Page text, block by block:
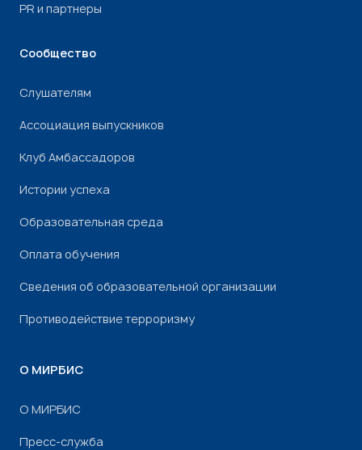
PR и партнеры
Сообщество
Слушателям
Ассоциация выпускников
Клуб Амбассадоров
Истории успеха
Образовательная среда
Оплата обучения
Сведения об образовательной организации
Противодействие терроризму
О МИРБИС
О МИРБИС
Пресс-служба